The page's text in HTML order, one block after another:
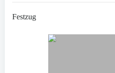
Festzug